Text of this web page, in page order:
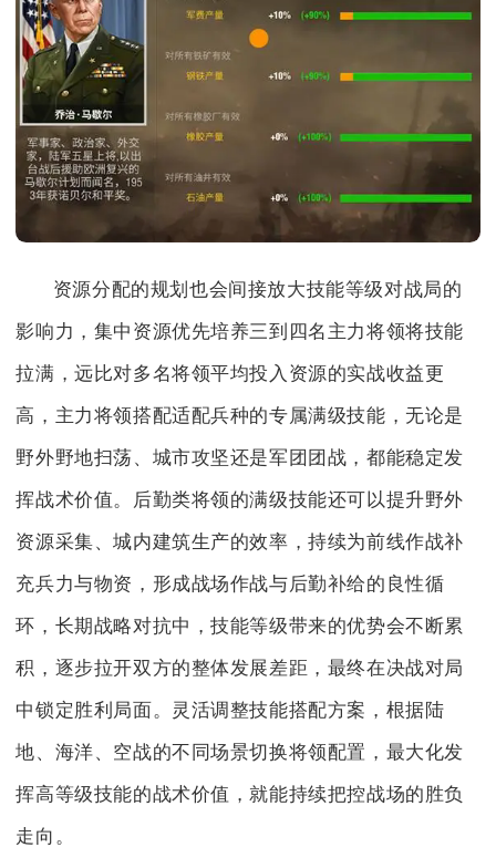
资源分配的规划也会间接放大技能等级对战局的
影响力，集中资源优先培养三到四名主力将领将技能
拉满，远比对多名将领平均投入资源的实战收益更
高，主力将领搭配适配兵种的专属满级技能，无论是
野外野地扫荡、城市攻坚还是军团团战，都能稳定发
挥战术价值。后勤类将领的满级技能还可以提升野外
资源采集、城内建筑生产的效率，持续为前线作战补
充兵力与物资，形成战场作战与后勤补给的良性循
环，长期战略对抗中，技能等级带来的优势会不断累
积，逐步拉开双方的整体发展差距，最终在决战对局
中锁定胜利局面。灵活调整技能搭配方案，根据陆
地、海洋、空战的不同场景切换将领配置，最大化发
挥高等级技能的战术价值，就能持续把控战场的胜负
走向。